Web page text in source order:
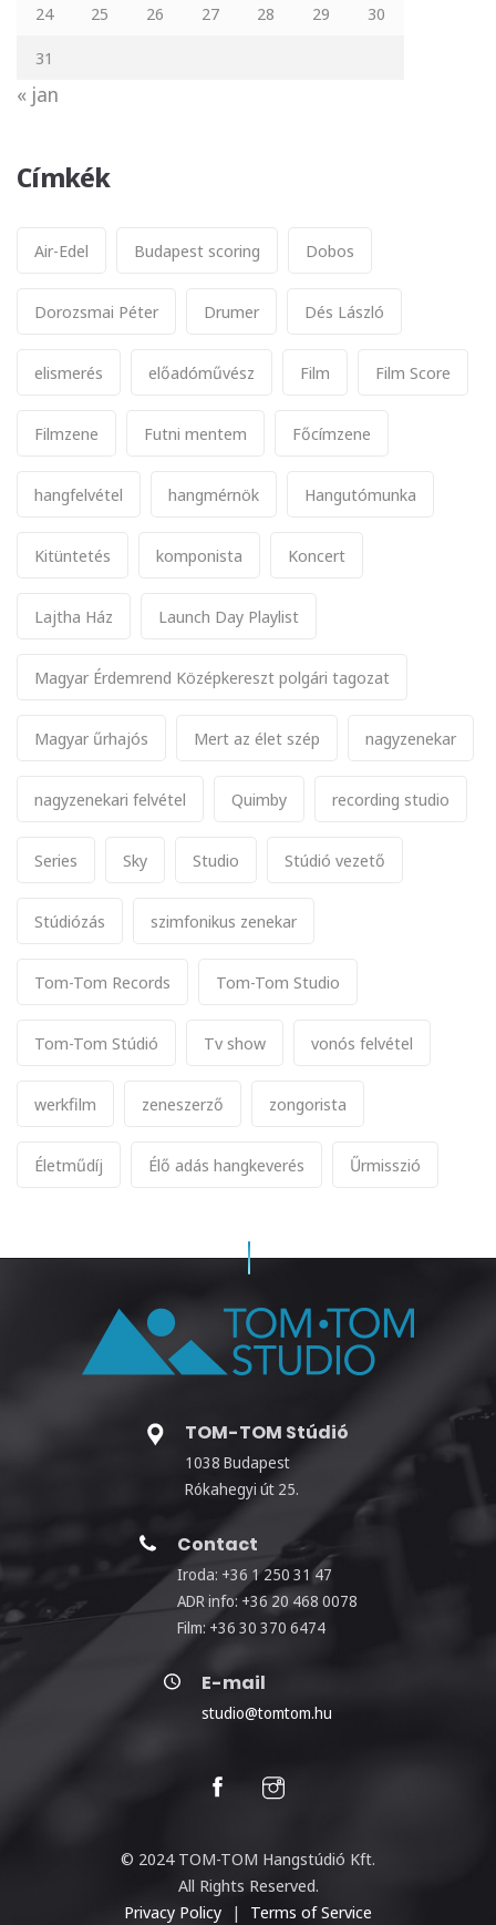
24
25 26 27 28 29
30
31
« jan
Címkék
Air-Edel Budapest scoring Dobos
Dorozsmai Péter Drumer Dés László
elismerés előadóművész Film Film Score
Filmzene Futni mentem Főcímzene
hangfelvétel hangmérnök Hangutómunka
Kitüntetés komponista Koncert
Lajtha Ház Launch Day Playlist
Magyar Érdemrend Középkereszt polgári tagozat
Magyar űrhajós Mert az élet szép nagyzenekar
nagyzenekari felvétel Quimby recording studio
Series Sky Studio Stúdió vezető
Stúdiózás szimfonikus zenekar
Tom-Tom Records Tom-Tom Studio
Tom-Tom Stúdió Tv show vonós felvétel
werkfilm zeneszerző zongorista
Életműdíj Élő adás hangkeverés Űrmisszió
TOM-TOM Stúdió
1038 Budapest
Rókahegyi út 25.
Contact
Iroda: +36 1 250 31 47
ADR info: +36 20 468 0078
Film: +36 30 370 6474
E-mail
studio@tomtom.hu
© 2024 TOM-TOM Hangstúdió Kft.
All Rights Reserved.
Privacy Policy | Terms of Service